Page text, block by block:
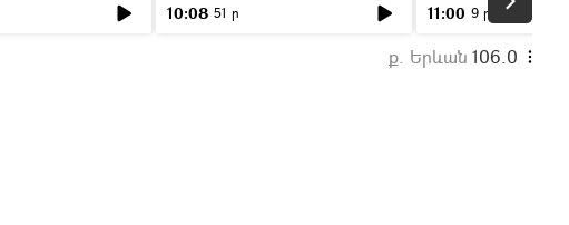
10:08 51 ր 11:00 9 ր
ք. Երևան 106.0